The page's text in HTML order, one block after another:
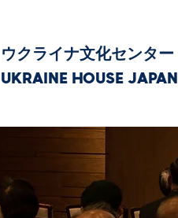
ウクライナ文化センター
UKRAINE HOUSE JAPAN